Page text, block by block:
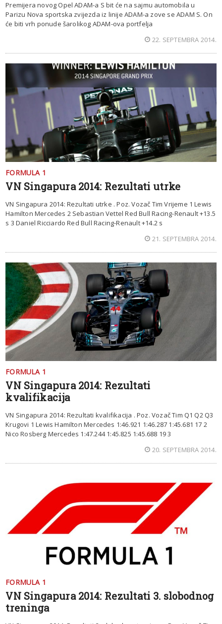
Premijera novog Opel ADAM-a S bit će na sajmu automobila u
Parizu Nova sportska zvijezda iz linije ADAM-a zove se ADAM S. On
će biti vrh ponude šarolikog ADAM-ova portfelja
22. SEPTEMBRA 2014.
FORMULA 1
VN Singapura 2014: Rezultati utrke
VN Singapura 2014: Rezultati utrke . Poz. Vozač Tim Vrijeme 1 Lewis
Hamilton Mercedes 2 Sebastian Vettel Red Bull Racing-Renault +13.5
s 3 Daniel Ricciardo Red Bull Racing-Renault +14.2 s
21. SEPTEMBRA 2014.
FORMULA 1
VN Singapura 2014: Rezultati
kvalifikacija
VN Singapura 2014: Rezultati kvalifikacija . Poz. Vozač Tim Q1 Q2 Q3
Krugovi 1 Lewis Hamilton Mercedes 1:46.921 1:46.287 1:45.681 17 2
Nico Rosberg Mercedes 1:47.244 1:45.825 1:45.688 19 3
20. SEPTEMBRA 2014.
FORMULA 1
VN Singapura 2014: Rezultati 3. slobodnog
treninga